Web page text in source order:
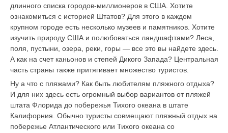
длинного списка городов-миллионеров в США. Хотите
ознакомиться с историей Штатов? Для этого в каждом
крупном городе есть несколько музеев и памятников. Хотите
изучить природу США и полюбоваться ландшафтами? Леса,
поля, пустыни, озера, реки, горы — все это вы найдете здесь.
А как на счет каньонов и степей Дикого Запада? Центральная
часть страны также притягивает множество туристов.
Ну а что с пляжами? Как быть любителям пляжного отдыха?
И для них здесь есть огромный выбор вариантов от пляжей
штата Флорида до побережья Тихого океана в штате
Калифорния. Обычно туристы совмещают пляжный отдых на
побережье Атлантического или Тихого океана со